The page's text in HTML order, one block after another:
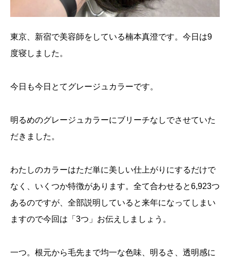
東京、新宿で美容師をしている楠本真澄です。今日は9
度寝しました。
今日も今日とてグレージュカラーです。
明るめのグレージュカラーにブリーチなしでさせていた
だきました。
わたしのカラーはただ単に美しい仕上がりにするだけで
なく、いくつか特徴があります。全て合わせると6,923つ
あるのですが、全部説明していると来年になってしまい
ますので今回は「3つ」お伝えしましょう。
一つ。根元から毛先まで均一な色味、明るさ、透明感に